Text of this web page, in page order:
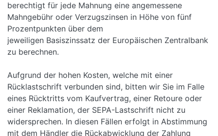
berechtigt für jede Mahnung eine angemessene
Mahngebühr oder Verzugszinsen in Höhe von fünf
Prozentpunkten über dem
jeweiligen Basiszinssatz der Europäischen Zentralbank
zu berechnen.
Aufgrund der hohen Kosten, welche mit einer
Rücklastschrift verbunden sind, bitten wir Sie im Falle
eines Rücktritts vom Kaufvertrag, einer Retoure oder
einer Reklamation, der SEPA-Lastschrift nicht zu
widersprechen. In diesen Fällen erfolgt in Abstimmung
mit dem Händler die Rückabwicklung der Zahlung